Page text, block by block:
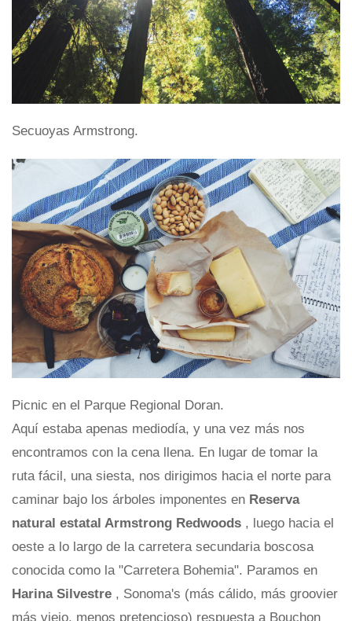
Secuoyas Armstrong.
Picnic en el Parque Regional Doran.
Aquí estaba apenas mediodía, y una vez más nos
encontramos con la cena llena. En lugar de tomar la
ruta fácil, una siesta, nos dirigimos hacia el norte para
caminar bajo los árboles imponentes en Reserva
natural estatal Armstrong Redwoods , luego hacia el
oeste a lo largo de la carretera secundaria boscosa
conocida como la "Carretera Bohemia". Paramos en
Harina Silvestre , Sonoma's (más cálido, más groovier
más viejo, menos pretencioso) respuesta a Bouchon